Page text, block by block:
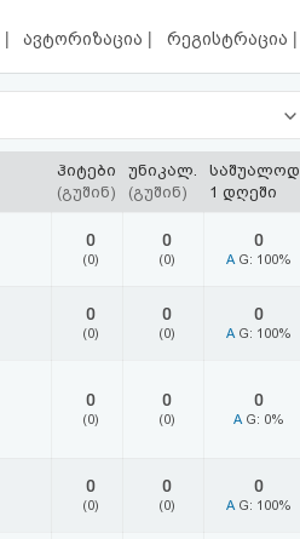
| ავტორიზაცია | რეგისტრაცია |
ჰიტები
(გუშინ)
უნიკალ.
(გუშინ)
საშუალოდ
1 დღეში
0
(0)
0
(0)
0
A G: 100%
0
(0)
0
(0)
0
A G: 100%
0
(0)
0
(0)
0
A G: 0%
0
(0)
0
(0)
0
A G: 100%